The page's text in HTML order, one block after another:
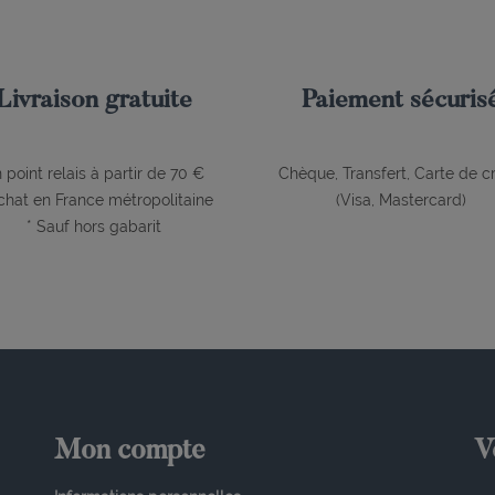
gratuite
point relais à partir de 70 €
en France métropolitaine
* Sauf hors gabarit
Paiement
Chèque, Transfert, Carte de
(Visa, Mastercard)
Mon compte